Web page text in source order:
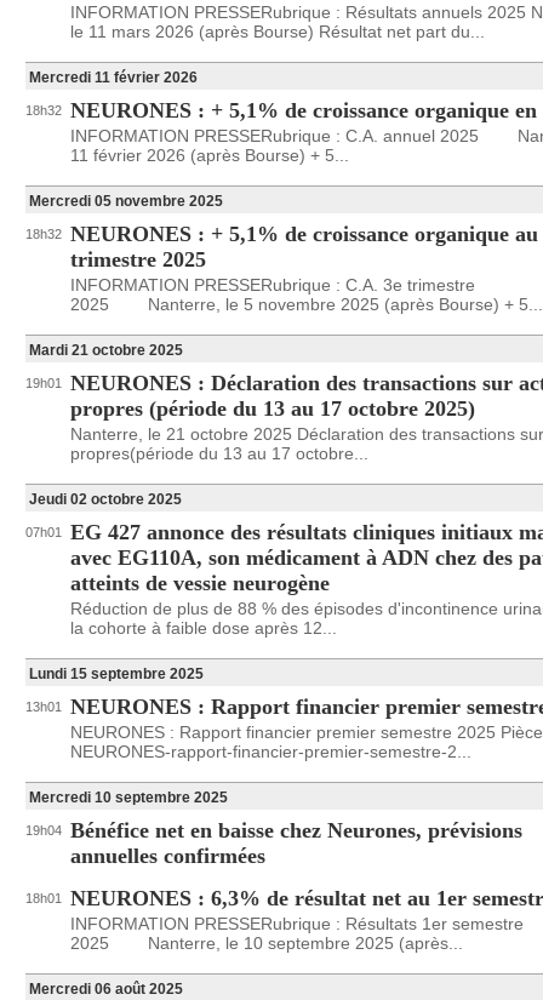
INFORMATION PRESSERubrique : Résultats annuels 2025
le 11 mars 2026 (après Bourse) Résultat net part du...
Mercredi 11 février 2026
18h32 NEURONES : + 5,1% de croissance organique en
INFORMATION PRESSERubrique : C.A. annuel 2025
11 février 2026 (après Bourse) + 5...
Mercredi 05 novembre 2025
18h32 NEURONES : + 5,1% de croissance organique au
trimestre 2025
INFORMATION PRESSERubrique : C.A. 3e trimestre
2025 Nanterre, le 5 novembre 2025 (après Bourse) + 5...
Mardi 21 octobre 2025
19h01
NEURONES : Déclaration des transactions sur
propres (période du 13 au 17 octobre 2025)
Nanterre, le 21 octobre 2025 Déclaration des transactions
propres(période du 13 au 17 octobre...
Jeudi 02 octobre 2025
07h01
EG 427 annonce des résultats cliniques initiaux
avec EG110A, son médicament à ADN chez des
atteints de vessie neurogène
Réduction de plus de 88 % des épisodes d'incontinence
la cohorte à faible dose après 12...
Lundi 15 septembre 2025
13h01 NEURONES : Rapport financier premier
NEURONES : Rapport financier premier semestre 2025
NEURONES-rapport-financier-premier-semestre-2...
Mercredi 10 septembre 2025
19h04 Bénéfice net en baisse chez Neurones, prévisions
annuelles confirmées
18h01 NEURONES : 6,3% de résultat net au 1er
INFORMATION PRESSERubrique : Résultats 1er semestre
2025 Nanterre, le 10 septembre 2025 (après...
Mercredi 06 août 2025